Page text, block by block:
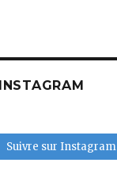
Suivre sur Instagram